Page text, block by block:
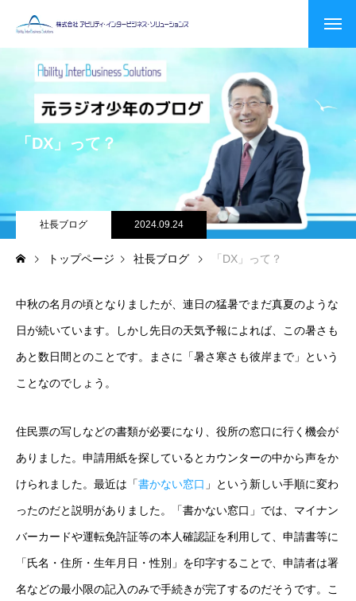
「DX」って？
社長ブログ 2024.09.24
トップページ 社長ブログ 「DX」って？
中秋の名月の頃となりましたが、連日の猛暑でまだ真夏のような
日が続いています。しかし先日の天気予報によれば、この暑さも
あと数日間とのことです。まさに「暑さ寒さも彼岸まで」という
ことなのでしょう。
住民票の写しなどの書類が必要になり、役所の窓口に行く機会が
ありました。申請用紙を探しているとカウンターの中から声をか
けられました。最近は「 書かない窓口 」という新しい手順に変わ
ったのだと説明がありました。「書かない窓口」では、マイナン
バーカードや運転免許証等の本人確認証を利用して、申請書等に
「氏名・住所・生年月日・性別」を印字することで、申請者は署
名などの最小限の記入のみで手続きが完了するのだそうです。こ